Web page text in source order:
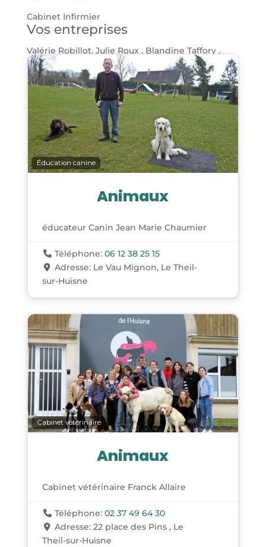
Cabinet Infirmier
Valérie Robillot, Julie Roux , Blandine Taffory ,
Cindy Ozan
Vos entreprises
Éducation canine
Animaux
éducateur Canin Jean Marie Chaumier
Téléphone:06 12 38 25 15
Adresse: Le Vau Mignon, Le Theil-
sur-Huisne
Cabinet vétérinaire
Animaux
Cabinet vétérinaire Franck Allaire
Téléphone:02 37 49 64 30
Adresse:22 place des Pins , Le
Theil-sur-Huisne